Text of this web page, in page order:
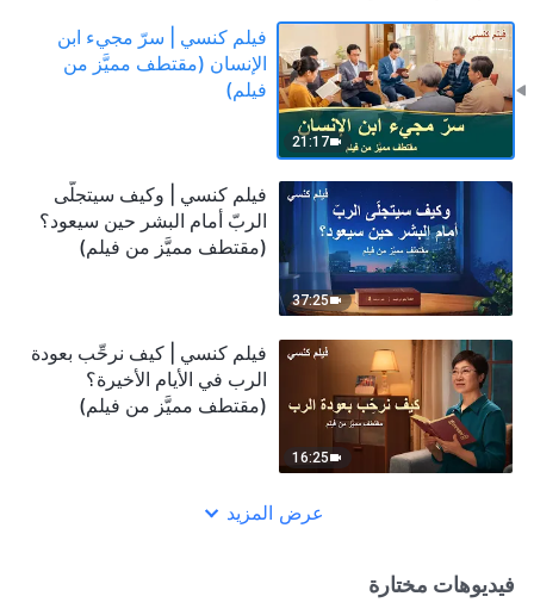
21:17
فيلم كنسي | سرّ مجيء ابن
الإنسان (مقتطف مميَّز من
فيلم)
37:25
فيلم كنسي | وكيف سيتجلّى
الربّ أمام البشر حين سيعود؟
(مقتطف مميَّز من فيلم)
16:25
فيلم كنسي | كيف نرحِّب بعودة
الرب في الأيام الأخيرة؟
(مقتطف مميَّز من فيلم)
عرض المزيد
فيديوهات مختارة